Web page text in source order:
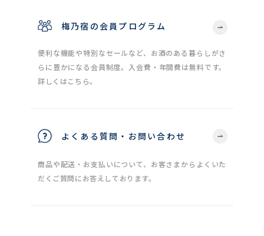
梅乃宿の会員プログラム
便利な機能や特別なセールなど、お酒のある暮らしがさ
らに豊かになる会員制度。入会費・年間費は無料です。
詳しくはこちら。
よくある質問・お問い合わせ
商品や配送・お支払いについて、お客さまからよくいた
だくご質問にお答えしております。